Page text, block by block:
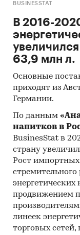
BUSINESSTAT
В 2016-
63,9 млн л.
Основные
приходят из
Германии.
По данным
напитков в
BusinesStat в
страну
Рост
продвижением
линеек
торговых сетей,